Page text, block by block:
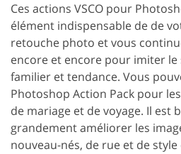
Ces actions VSCO pour
élément indispensable de de
retouche photo et vous
encore et encore pour imiter le
familier et tendance. Vous
Photoshop Action Pack pour
de mariage et de voyage. Il est
grandement améliorer les
nouveau-nés, de rue et de style